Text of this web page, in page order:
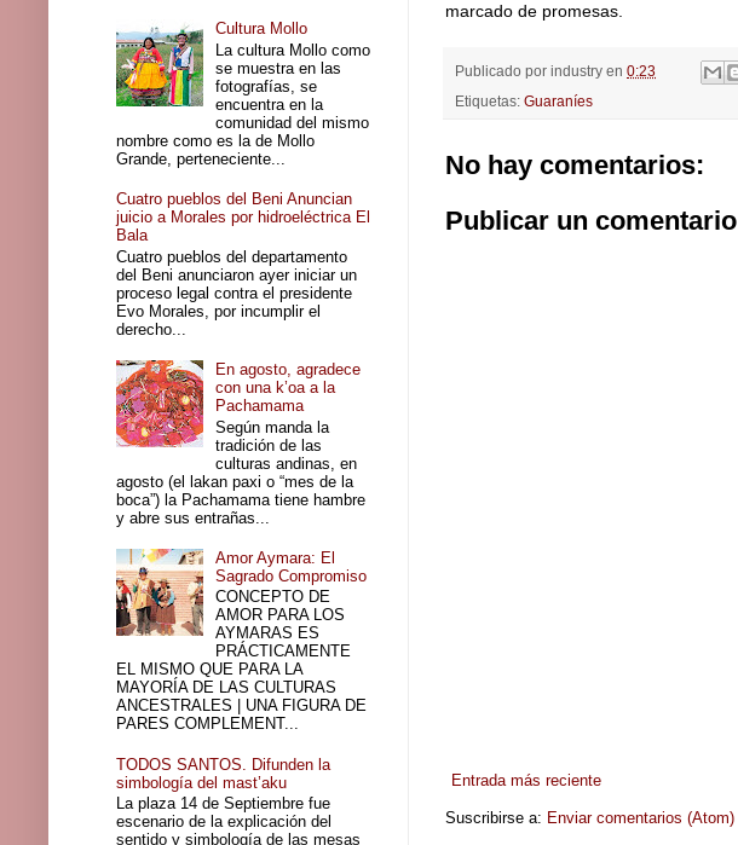
marcado de promesas.
Publicado por industry en 0:23
Etiquetas: Guaraníes
No hay comentarios:
Publicar un comentario
Entrada más reciente
Suscribirse a: Enviar comentarios (Atom)
Cultura Mollo
La cultura Mollo como
se muestra en las
fotografías, se
encuentra en la
comunidad del mismo
nombre como es la de Mollo
Grande, perteneciente...
Cuatro pueblos del Beni Anuncian
juicio a Morales por hidroeléctrica El
Bala
Cuatro pueblos del departamento
del Beni anunciaron ayer iniciar un
proceso legal contra el presidente
Evo Morales, por incumplir el
derecho...
En agosto, agradece
con una k’oa a la
Pachamama
Según manda la
tradición de las
culturas andinas, en
agosto (el lakan paxi o “mes de la
boca”) la Pachamama tiene hambre
y abre sus entrañas...
Amor Aymara: El
Sagrado Compromiso
CONCEPTO DE
AMOR PARA LOS
AYMARAS ES
PRÁCTICAMENTE
EL MISMO QUE PARA LA
MAYORÍA DE LAS CULTURAS
ANCESTRALES | UNA FIGURA DE
PARES COMPLEMENT...
TODOS SANTOS. Difunden la
simbología del mast’aku
La plaza 14 de Septiembre fue
escenario de la explicación del
sentido y simbología de las mesas